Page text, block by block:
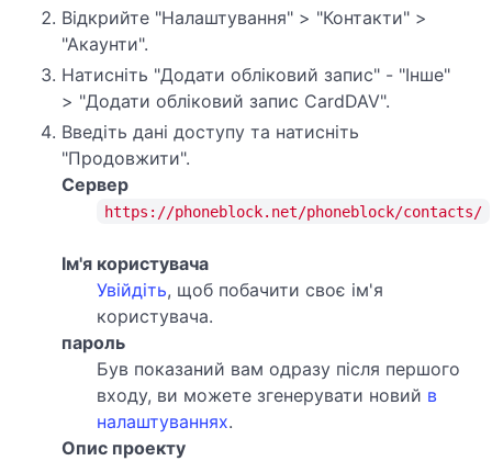
Відкрийте "Налаштування" > "Контакти" >
"Акаунти".
Натисніть "Додати обліковий запис" - "Інше"
> "Додати обліковий запис CardDAV".
Введіть дані доступу та натисніть
"Продовжити".
Сервер
https://phoneblock.net/phoneblock/contacts/
Ім'я користувача
Увійдіть, щоб побачити своє ім'я
користувача.
пароль
Був показаний вам одразу після першого
входу, ви можете згенерувати новий в
налаштуваннях.
Опис проекту